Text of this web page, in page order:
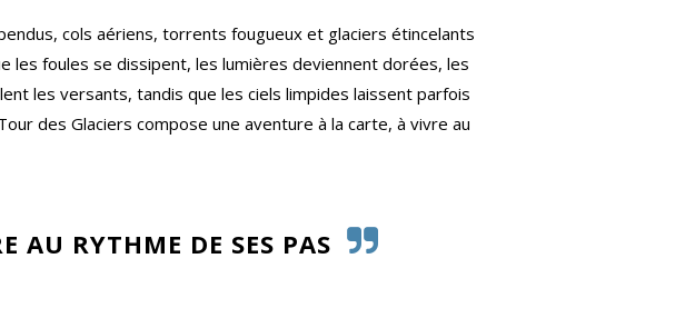
cols aériens, torrents fougueux et glaciers étincelants
les foules se dissipent, les lumières deviennent dorées, les
les versants, tandis que les ciels limpides laissent parfois
des Glaciers compose une aventure à la carte, à vivre au
AU RYTHME DE SES PAS